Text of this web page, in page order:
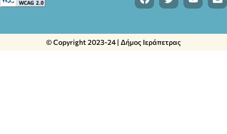
© Copyright 2023-24 | Δήμος Ιεράπετρας